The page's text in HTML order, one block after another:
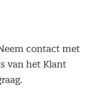
contact met
van het Klant